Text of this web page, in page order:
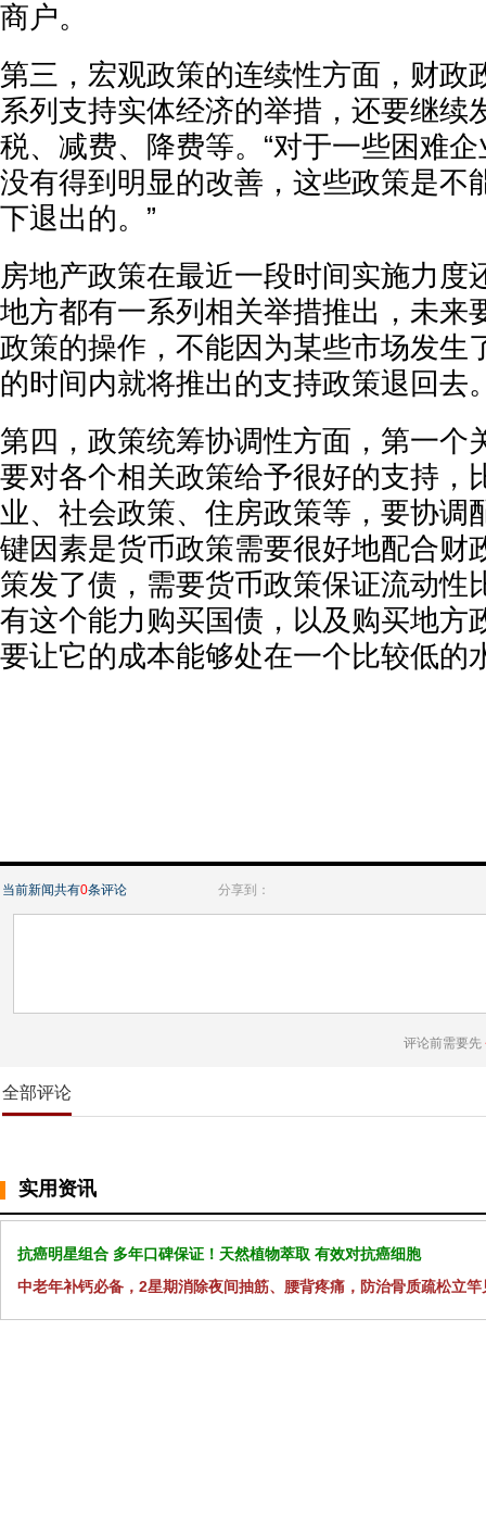
商户。
第三，宏观政策的连续性方面，财政
系列支持实体经济的举措，还要继续
税、减费、降费等。“对于一些困难
没有得到明显的改善，这些政策是不
下退出的。”
房地产政策在最近一段时间实施力度
地方都有一系列相关举措推出，未来
政策的操作，不能因为某些市场发生
的时间内就将推出的支持政策退回去
第四，政策统筹协调性方面，第一个
要对各个相关政策给予很好的支持，
业、社会政策、住房政策等，要协调
键因素是货币政策需要很好地配合财
策发了债，需要货币政策保证流动性
有这个能力购买国债，以及购买地方
要让它的成本能够处在一个比较低的
当前新闻共有0条评论 分享到：
评论前需要先
全部评论
实用资讯
抗癌明星组合 多年口碑保证！天然植物萃取 有效对抗癌细胞
中老年补钙必备，2星期消除夜间抽筋、腰背疼痛，防治骨质疏松立竿